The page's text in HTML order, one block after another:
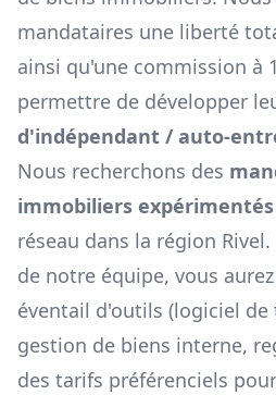
mandataires une liberté
ainsi qu'une commission à
permettre de développer
d'indépendant / auto-
Nous recherchons des
immobiliers expérimentés
réseau dans la région Rivel
de notre équipe, vous
éventail d'outils (logiciel
gestion de biens interne,
des tarifs préférenciels